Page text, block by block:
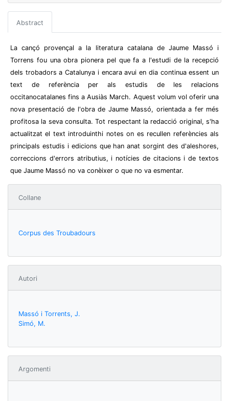
Abstract
La cançó provençal a la literatura catalana de Jaume Massó i
Torrens fou una obra pionera pel que fa a l'estudi de la recepció
dels trobadors a Catalunya i encara avui en dia continua essent un
text de referència per als estudis de les relacions
occitanocatalanes fins a Ausiàs March. Aquest volum vol oferir una
nova presentació de l'obra de Jaume Massó, orientada a fer més
profitosa la seva consulta. Tot respectant la redacció original, s'ha
actualitzat el text introduinthi notes on es recullen referències als
principals estudis i edicions que han anat sorgint des d'aleshores,
correccions d'errors atributius, i notícies de citacions i de textos
que Jaume Massó no va conèixer o que no va esmentar.
Collane
Corpus des Troubadours
Autori
Massó i Torrents, J.
Simó, M.
Argomenti